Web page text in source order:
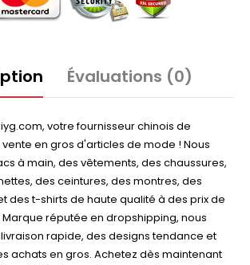
Évaluations (0)
votre fournisseur chinois de
en gros d'articles de mode ! Nous
à main, des vêtements, des chaussures,
des ceintures, des montres, des
des t-shirts de haute qualité à des prix de
réputée en dropshipping, nous
rapide, des designs tendance et
achats en gros. Achetez dès maintenant